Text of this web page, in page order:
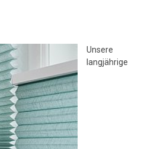
Unsere
langjährige